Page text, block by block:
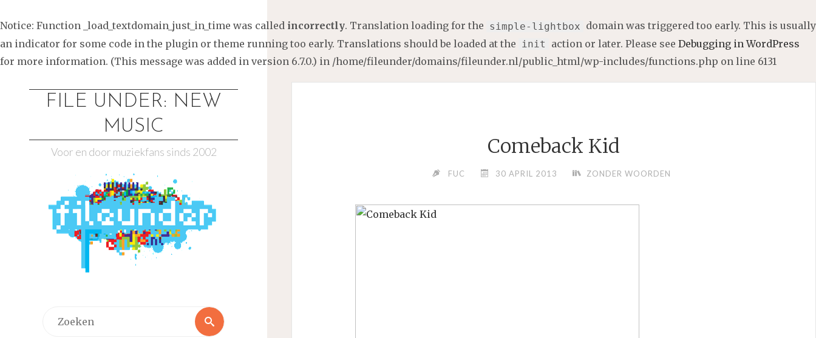
Notice: Function _load_textdomain_just_in_time was called incorrectly. Translation loading for the simple-lightbox domain was triggered too early. This is usually
an indicator for some code in the plugin or theme running too early. Translations should be loaded at the init action or later. Please see Debugging in WordPress
for more information. (This message was added in version 6.7.0.) in /home/fileunder/domains/fileunder.nl/public_html/wp-includes/functions.php on line 6131
FILE UNDER: NEW
MUSIC
Voor en door muziekfans sinds 2002
Zoeken
Comeback Kid
FUC 30 APRIL 2013 ZONDER WOORDEN